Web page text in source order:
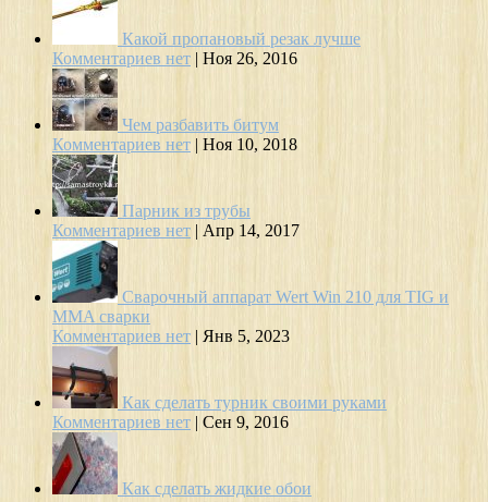
Какой пропановый резак лучше
Комментариев нет | Ноя 26, 2016
Чем разбавить битум
Комментариев нет | Ноя 10, 2018
Парник из трубы
Комментариев нет | Апр 14, 2017
Сварочный аппарат Wert Win 210 для TIG и
MMA сварки
Комментариев нет | Янв 5, 2023
Как сделать турник своими руками
Комментариев нет | Сен 9, 2016
Как сделать жидкие обои